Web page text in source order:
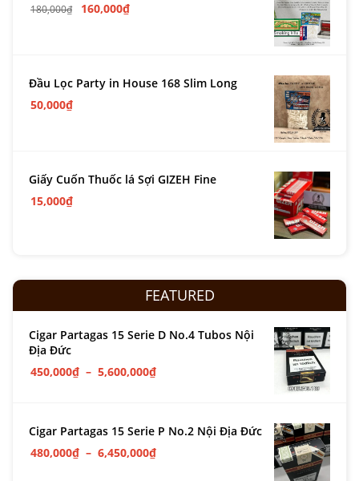
180,000₫ 160,000₫
Đầu Lọc Party in House 168 Slim Long
50,000₫
Giấy Cuốn Thuốc lá Sợi GIZEH Fine
15,000₫
FEATURED
Cigar Partagas 15 Serie D No.4 Tubos Nội
Địa Đức
450,000₫ – 5,600,000₫
Cigar Partagas 15 Serie P No.2 Nội Địa Đức
480,000₫ – 6,450,000₫